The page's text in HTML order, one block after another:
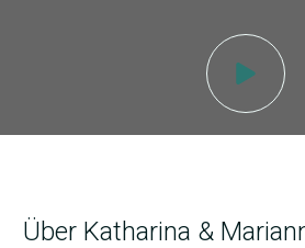
Über Katharina &